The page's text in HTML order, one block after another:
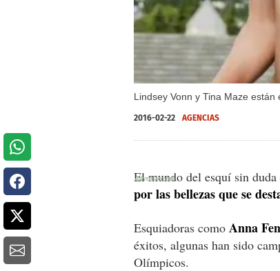
Lindsey Vonn y Tina Maze
2016-02-22 AGENCIAS
El mundo del esquí sin
por las bellezas que se
Esquiadoras como Anna
éxitos, algunas han sido
Olímpicos.